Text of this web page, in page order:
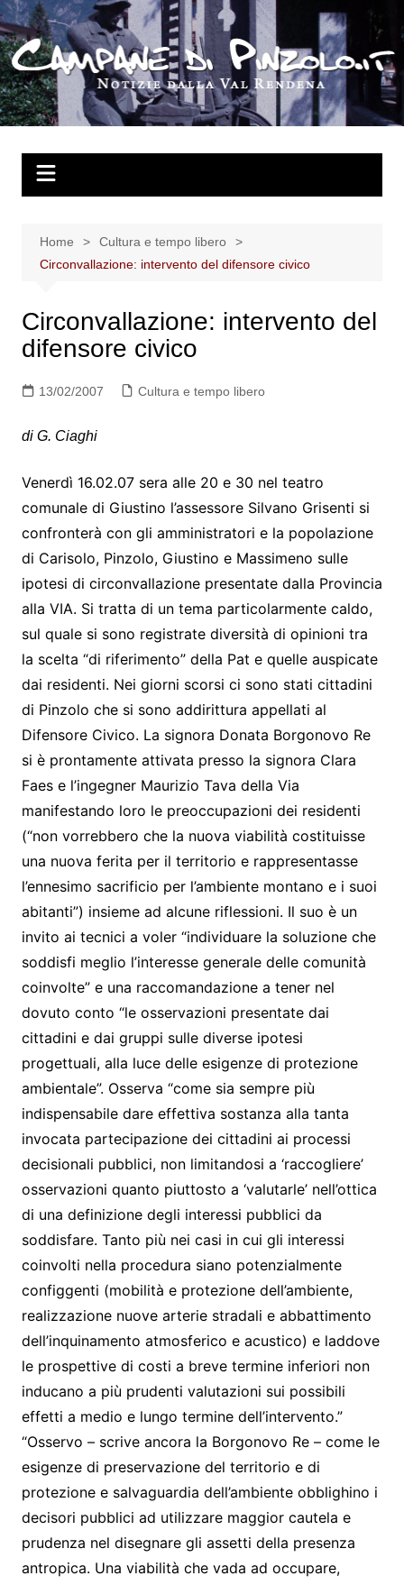
Salta
al
contenuto
Home
Cultura e tempo libero
Circonvallazione: intervento del difensore civico
Circonvallazione: intervento del
difensore civico
13/02/2007 Cultura e tempo libero
di G. Ciaghi
Venerdì 16.02.07 sera alle 20 e 30 nel teatro
comunale di Giustino l’assessore Silvano Grisenti si
confronterà con gli amministratori e la popolazione
di Carisolo, Pinzolo, Giustino e Massimeno sulle
ipotesi di circonvallazione presentate dalla Provincia
alla VIA. Si tratta di un tema particolarmente caldo,
sul quale si sono registrate diversità di opinioni tra
la scelta “di riferimento” della Pat e quelle auspicate
dai residenti. Nei giorni scorsi ci sono stati cittadini
di Pinzolo che si sono addirittura appellati al
Difensore Civico. La signora Donata Borgonovo Re
si è prontamente attivata presso la signora Clara
Faes e l’ingegner Maurizio Tava della Via
manifestando loro le preoccupazioni dei residenti
(“non vorrebbero che la nuova viabilità costituisse
una nuova ferita per il territorio e rappresentasse
l’ennesimo sacrificio per l’ambiente montano e i suoi
abitanti”) insieme ad alcune riflessioni. Il suo è un
invito ai tecnici a voler “individuare la soluzione che
soddisfi meglio l’interesse generale delle comunità
coinvolte” e una raccomandazione a tener nel
dovuto conto “le osservazioni presentate dai
cittadini e dai gruppi sulle diverse ipotesi
progettuali, alla luce delle esigenze di protezione
ambientale”. Osserva “come sia sempre più
indispensabile dare effettiva sostanza alla tanta
invocata partecipazione dei cittadini ai processi
decisionali pubblici, non limitandosi a ‘raccogliere’
osservazioni quanto piuttosto a ‘valutarle’ nell’ottica
di una definizione degli interessi pubblici da
soddisfare. Tanto più nei casi in cui gli interessi
coinvolti nella procedura siano potenzialmente
configgenti (mobilità e protezione dell’ambiente,
realizzazione nuove arterie stradali e abbattimento
dell’inquinamento atmosferico e acustico) e laddove
le prospettive di costi a breve termine inferiori non
inducano a più prudenti valutazioni sui possibili
effetti a medio e lungo termine dell’intervento.”
“Osservo – scrive ancora la Borgonovo Re – come le
esigenze di preservazione del territorio e di
protezione e salvaguardia dell’ambiente obblighino i
decisori pubblici ad utilizzare maggior cautela e
prudenza nel disegnare gli assetti della presenza
antropica. Una viabilità che vada ad occupare,